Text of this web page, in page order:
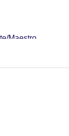
Maestro